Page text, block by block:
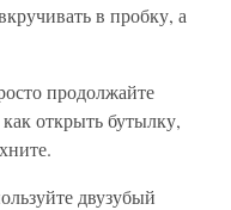
в пробку, а
продолжайте
открыть бутылку,
двузубый